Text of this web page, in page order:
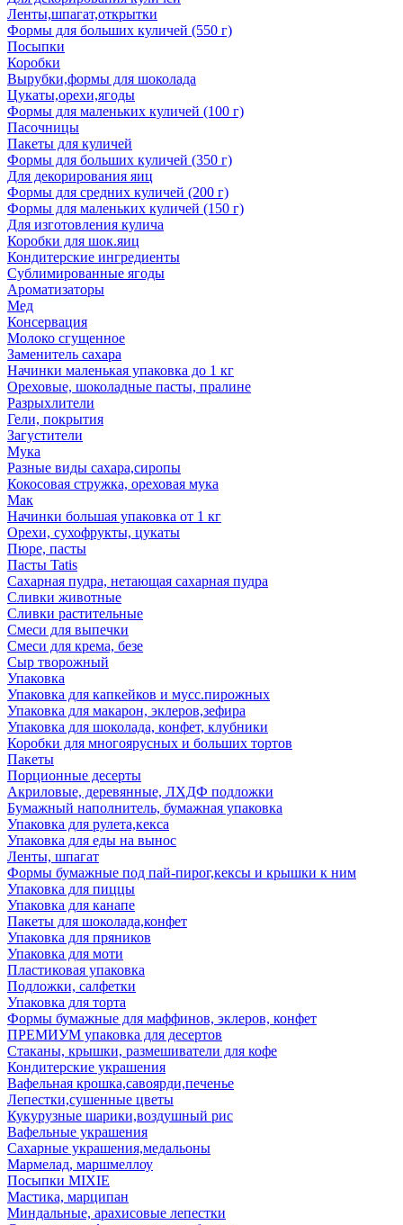
Ленты,шпагат,открытки
Формы для больших куличей (550 г)
Посыпки
Коробки
Вырубки,формы для шоколада
Цукаты,орехи,ягоды
Формы для маленьких куличей (100 г)
Пасочницы
Пакеты для куличей
Формы для больших куличей (350 г)
Для декорирования яиц
Формы для средних куличей (200 г)
Формы для маленьких куличей (150 г)
Для изготовления кулича
Коробки для шок.яиц
Кондитерские ингредиенты
Сублимированные ягоды
Ароматизаторы
Мед
Консервация
Молоко сгущенное
Заменитель сахара
Начинки маленькая упаковка до 1 кг
Ореховые, шоколадные пасты, пралине
Разрыхлители
Гели, покрытия
Загустители
Мука
Разные виды сахара,сиропы
Кокосовая стружка, ореховая мука
Мак
Начинки большая упаковка от 1 кг
Орехи, сухофрукты, цукаты
Пюре, пасты
Пасты Tatis
Сахарная пудра, нетающая сахарная пудра
Сливки животные
Сливки растительные
Смеси для выпечки
Смеси для крема, безе
Сыр творожный
Упаковка
Упаковка для капкейков и мусс.пирожных
Упаковка для макарон, эклеров,зефира
Упаковка для шоколада, конфет, клубники
Коробки для многоярусных и больших тортов
Пакеты
Порционные десерты
Акриловые, деревянные, ЛХДФ подложки
Бумажный наполнитель, бумажная упаковка
Упаковка для рулета,кекса
Упаковка для еды на вынос
Ленты, шпагат
Формы бумажные под пай-пирог,кексы и крышки к ним
Упаковка для пиццы
Упаковка для канапе
Пакеты для шоколада,конфет
Упаковка для пряников
Упаковка для моти
Пластиковая упаковка
Подложки, салфетки
Упаковка для торта
Формы бумажные для маффинов, эклеров, конфет
ПРЕМИУМ упаковка для десертов
Стаканы, крышки, размешиватели для кофе
Кондитерские украшения
Вафельная крошка,савоярди,печенье
Лепестки,сушенные цветы
Кукурузные шарики,воздушный рис
Вафельные украшения
Сахарные украшения,медальоны
Мармелад, маршмеллоу
Посыпки MIXIE
Мастика, марципан
Миндальные, арахисовые лепестки